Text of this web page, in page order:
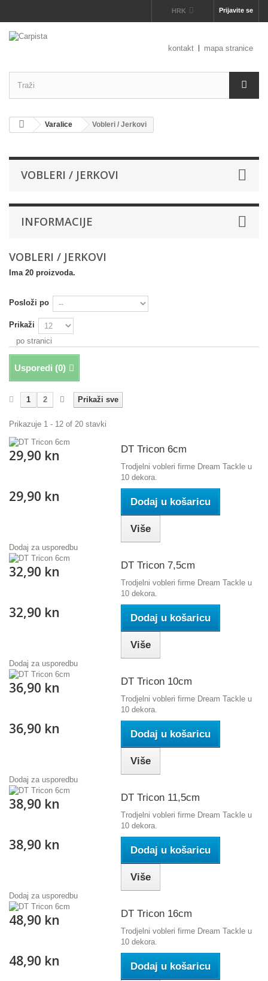
Prijavite se
HRK
kontakt mapa stranice
Varalice Vobleri / Jerkovi
VOBLERI / JERKOVI
INFORMACIJE
VOBLERI / JERKOVI
Ima 20 proizvoda.
Posloži po
Prikaži
po stranici
Usporedi (0)
Prikaži sve
1 2
Prikazuje 1 - 12 of 20 stavki
29,90 kn DT Tricon 6cm
Trodjelni vobleri firme Dream Tackle u
10 dekora.
29,90 kn Dodaj u košaricu
Više
Dodaj za usporedbu
32,90 kn DT Tricon 7,5cm
Trodjelni vobleri firme Dream Tackle u
10 dekora.
32,90 kn Dodaj u košaricu
Više
Dodaj za usporedbu
36,90 kn DT Tricon 10cm
Trodjelni vobleri firme Dream Tackle u
10 dekora.
36,90 kn Dodaj u košaricu
Više
Dodaj za usporedbu
38,90 kn DT Tricon 11,5cm
Trodjelni vobleri firme Dream Tackle u
10 dekora.
38,90 kn Dodaj u košaricu
Više
Dodaj za usporedbu
48,90 kn DT Tricon 16cm
Trodjelni vobleri firme Dream Tackle u
10 dekora.
48,90 kn Dodaj u košaricu